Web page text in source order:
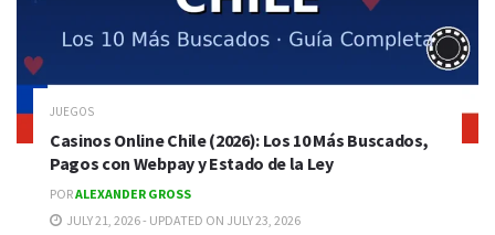
JUEGOS
Casinos Online Chile (2026): Los 10 Más Buscados,
Pagos con Webpay y Estado de la Ley
PORALEXANDER GROSS
JULY 21, 2026 - UPDATED ON JULY 23, 2026